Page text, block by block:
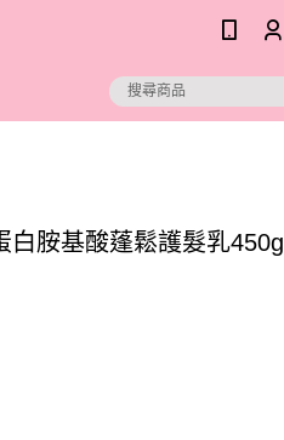
白胺基酸蓬鬆護髮乳450g